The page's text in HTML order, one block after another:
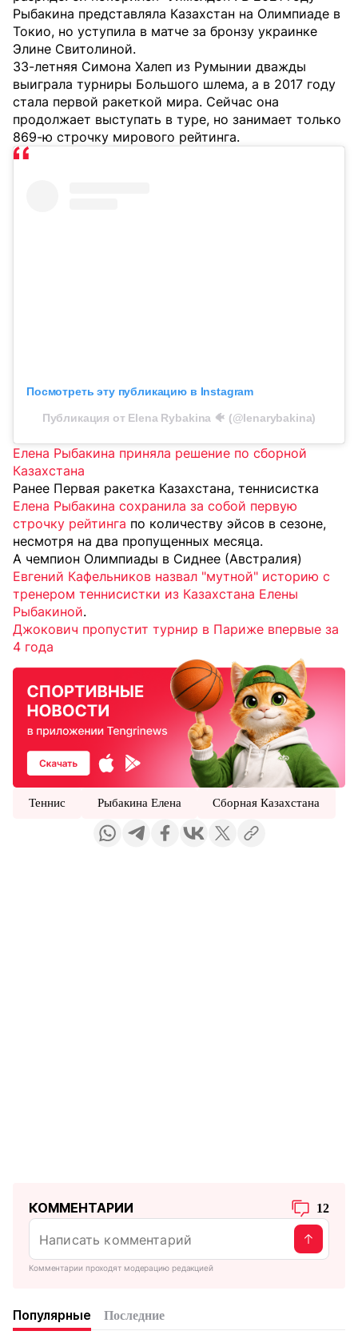
Рыбакина представляла Казахстан на Олимпиаде в
Токио, но уступила в матче за бронзу украинке
Элине Свитолиной.
33-летняя Симона Халеп из Румынии дважды
выиграла турниры Большого шлема, а в 2017 году
стала первой ракеткой мира. Сейчас она
продолжает выступать в туре, но занимает только
869-ю строчку мирового рейтинга.
Посмотреть эту публикацию в Instagram
Публикация от Elena Rybakina 🐠 (@lenarybakina)
Елена Рыбакина приняла решение по сборной
Казахстана
Ранее Первая ракетка Казахстана, теннисистка
Елена Рыбакина сохранила за собой первую
строчку рейтинга по количеству эйсов в сезоне,
несмотря на два пропущенных месяца.
А чемпион Олимпиады в Сиднее (Австралия)
Евгений Кафельников назвал "мутной" историю с
тренером теннисистки из Казахстана Елены
Рыбакиной.
Джокович пропустит турнир в Париже впервые за
4 года
Теннис Рыбакина Елена Сборная Казахстана
КОММЕНТАРИИ 12
Комментарии проходят модерацию редакцией
Популярные Последние